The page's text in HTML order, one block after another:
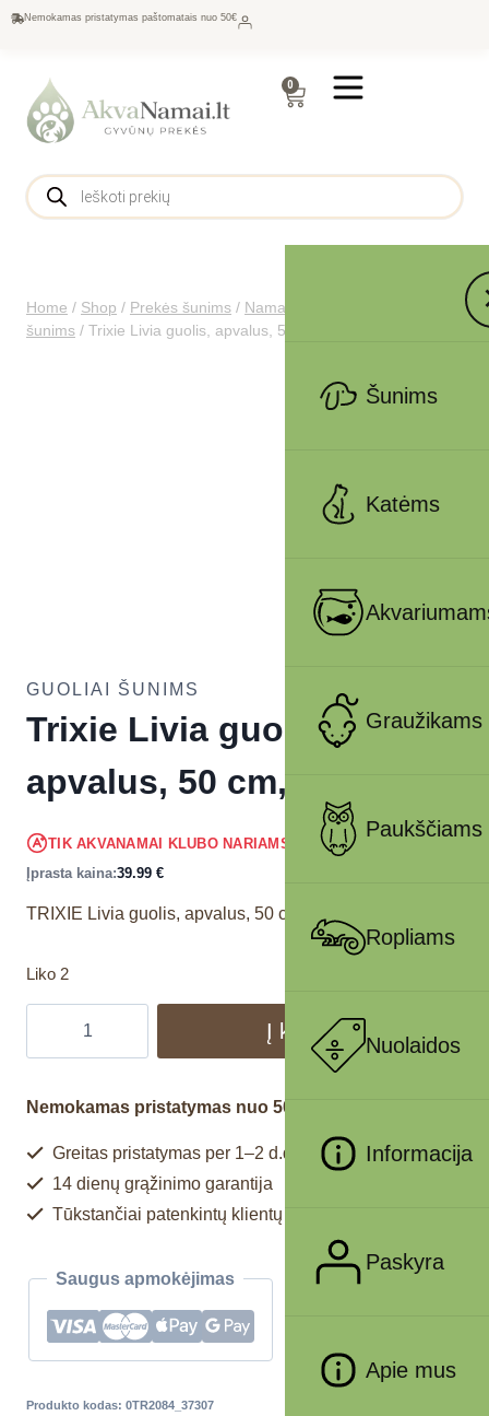
Nemokamas pristatymas paštomatais nuo 50€
0
Šunims
Katėms
Graužikams
Paukščiams
Ropliams
Nuolaidos
Informacija
Paskyra
Apie mus
Home / Shop / Prekės šunims / Namams šunims
šunims / Trixie Livia guolis, apvalus, 50 cm, smėlinis
GUOLIAI ŠUNIMS
Trixie Livia guolis,
apvalus, 50 cm, smėlinis
TIK AKVANAMAI KLUBO NARIAMS 37.99 €
Įprasta kaina:39.99 €
TRIXIE Livia guolis, apvalus, 50 cm, smėlinis
Liko 2
Į krepšelį
Nemokamas pristatymas nuo 50€
Greitas pristatymas per 1–2 d.d.
14 dienų grąžinimo garantija
Tūkstančiai patenkintų klientų
Saugus apmokėjimas
Produkto kodas: 0TR2084_37307